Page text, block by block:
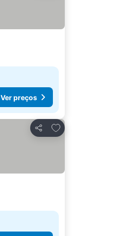
Ver preços
Partilhar
Adicionar aos favoritos